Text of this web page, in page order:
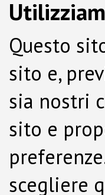
Questo
sito e,
sia nostri
sito e
scegliere